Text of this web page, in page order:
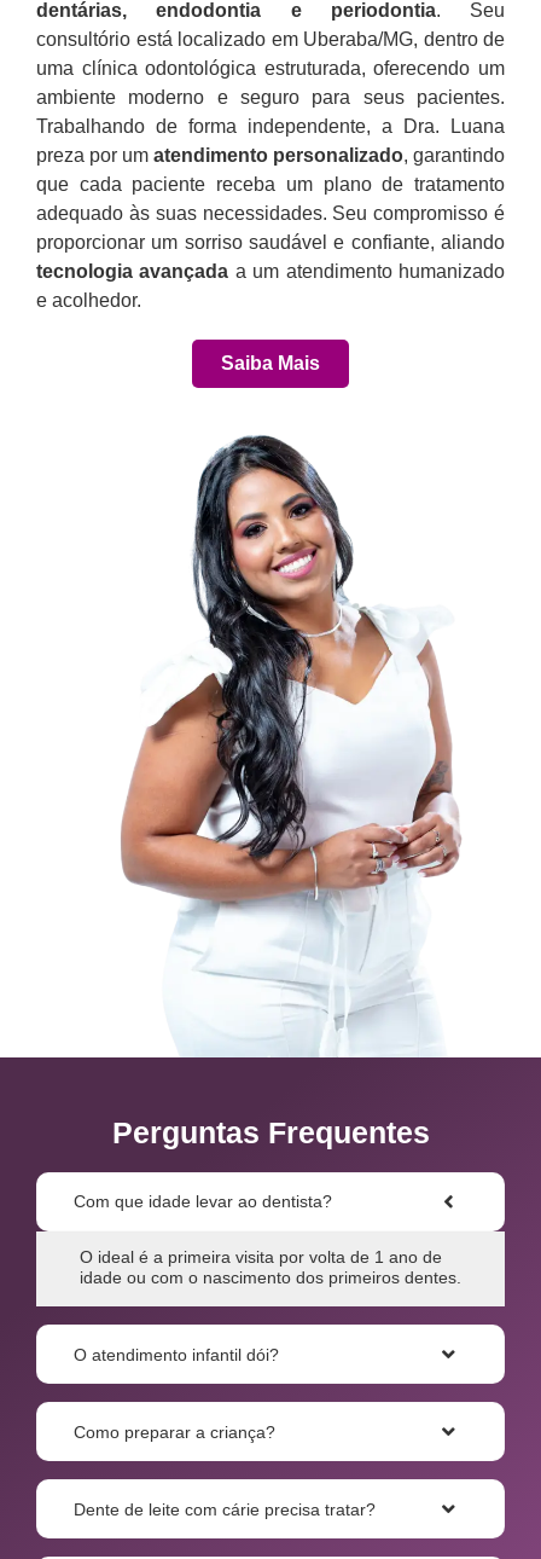
dentárias, endodontia e periodontia. Seu
consultório está localizado em Uberaba/MG, dentro de
uma clínica odontológica estruturada, oferecendo um
ambiente moderno e seguro para seus pacientes.
Trabalhando de forma independente, a Dra. Luana
preza por um atendimento personalizado, garantindo
que cada paciente receba um plano de tratamento
adequado às suas necessidades. Seu compromisso é
proporcionar um sorriso saudável e confiante, aliando
tecnologia avançada a um atendimento humanizado
e acolhedor.
Saiba Mais
Perguntas Frequentes
Com que idade levar ao dentista?
O ideal é a primeira visita por volta de 1 ano de
idade ou com o nascimento dos primeiros dentes.
O atendimento infantil dói?
Como preparar a criança?
Dente de leite com cárie precisa tratar?